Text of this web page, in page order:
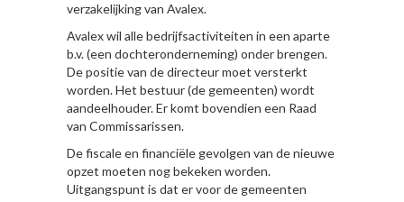
verzakelijking van Avalex.
Avalex wil alle bedrijfsactiviteiten in een aparte
b.v. (een dochteronderneming) onder brengen.
De positie van de directeur moet versterkt
worden. Het bestuur (de gemeenten) wordt
aandeelhouder. Er komt bovendien een Raad
van Commissarissen.
De fiscale en financiële gevolgen van de nieuwe
opzet moeten nog bekeken worden.
Uitgangspunt is dat er voor de gemeenten